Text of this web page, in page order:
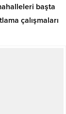
başta
çalışmaları